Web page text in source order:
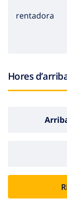
rentadora
Hores